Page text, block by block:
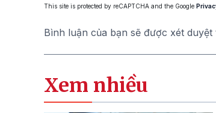
This site is protected by reCAPTCHA and the Google
Bình luận của bạn sẽ được xét
Xem nhiều